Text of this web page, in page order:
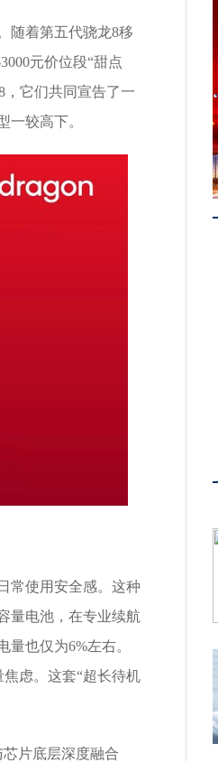
随着第五代骁龙8移
元价位段“甜点
，它们共同宣告了一
一较高下。
常使用安全感。这种
量电池，在专业续航
也仅为6%左右。
虑。这套“超长待机
片底层深度融合